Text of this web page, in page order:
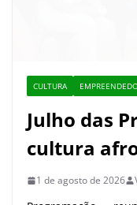
CULTURA
Julho das
cultura
1 de agosto de 2026